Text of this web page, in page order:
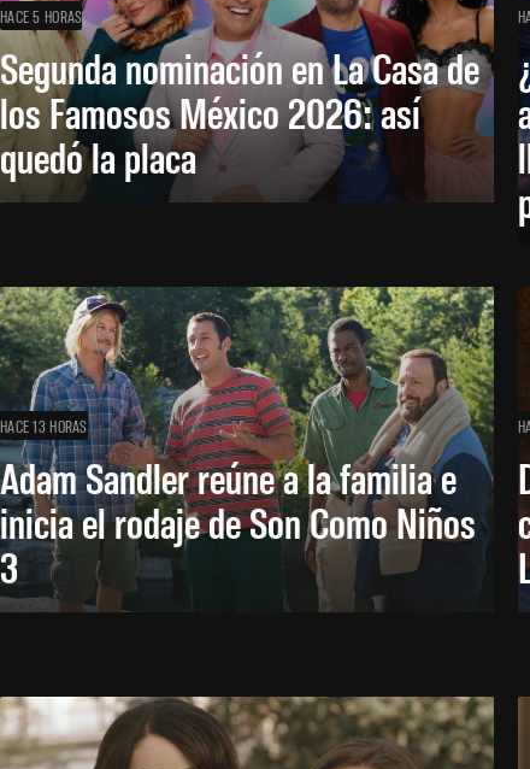
HACE 5 HORAS
Segunda nominación en La Casa de
los Famosos México 2026: así
quedó la placa
HACE 13 HORAS
Adam Sandler reúne a la familia e
inicia el rodaje de Son Como Niños
3